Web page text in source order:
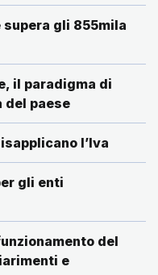
gli 855mila
il paradigma di
del paese
l’Iva
gli enti
del
e